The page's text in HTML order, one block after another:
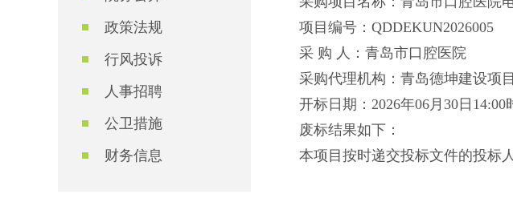
政策法规
行风投诉
人事招聘
公卫措施
财务信息
项目编号：QDDEKUN2026005
采 购 人：青岛市口腔医院
采购代理机构：青岛德坤建设项
开标日期：2026年06月30日14:00
废标结果如下：
本项目按时递交投标文件的投标